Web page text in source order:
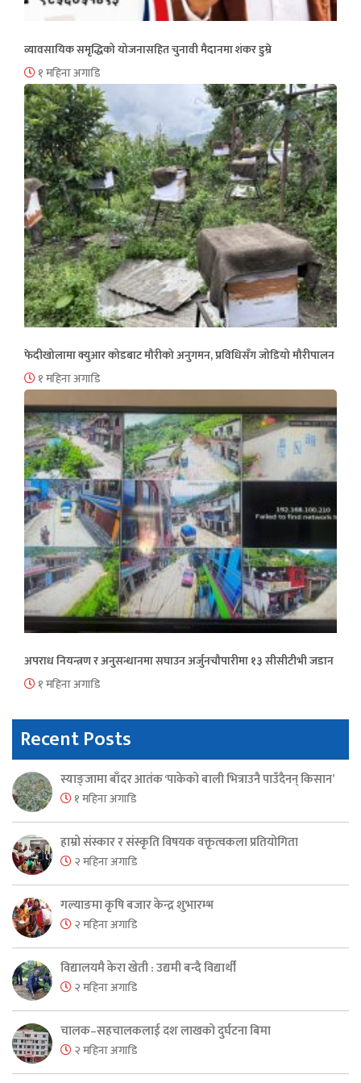
व्यावसायिक समृद्धिको योजनासहित चुनावी मैदानमा शंकर डुम्रे
१ महिना अगाडि
फेदीखोलामा क्युआर कोडबाट मौरीको अनुगमन, प्रविधिसँग जोडियो मौरीपालन
१ महिना अगाडि
अपराध नियन्त्रण र अनुसन्धानमा सघाउन अर्जुनचौपारीमा १३ सीसीटीभी जडान
१ महिना अगाडि
Recent Posts
स्याङ्जामा बाँदर आतंक ‘पाकेको बाली भित्राउनै पाउँदैनन् किसान’
१ महिना अगाडि
हाम्रो संस्कार र संस्कृति विषयक वक्तृत्वकला प्रतियोगिता
२ महिना अगाडि
गल्याङमा कृषि बजार केन्द्र शुभारम्भ
२ महिना अगाडि
विद्यालयमै केरा खेती : उद्यमी बन्दै विद्यार्थी
२ महिना अगाडि
चालक–सहचालकलाई दश लाखको दुर्घटना बिमा
२ महिना अगाडि